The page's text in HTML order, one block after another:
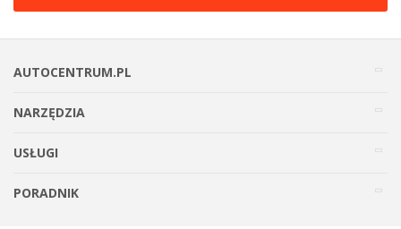
AUTOCENTRUM.PL
NARZĘDZIA
USŁUGI
PORADNIK